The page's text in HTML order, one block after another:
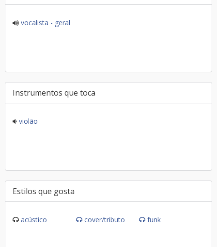
vocalista - geral
Instrumentos que toca
violão
Estilos que gosta
acústico cover/tributo funk